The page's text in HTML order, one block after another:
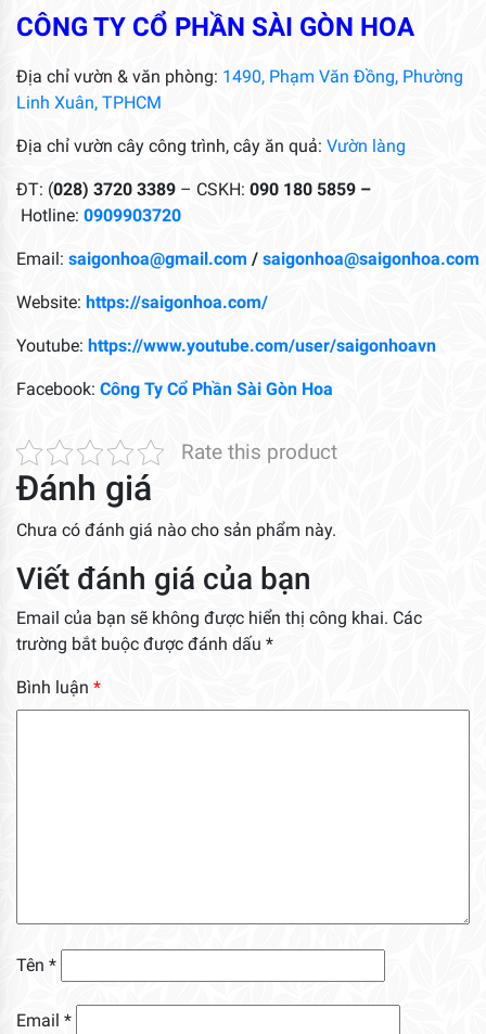
CÔNG TY CỔ PHẦN SÀI GÒN HOA
Địa chỉ vườn & văn phòng: 1490, Phạm Văn Đồng, Phường
Linh Xuân, TPHCM
Địa chỉ vườn cây công trình, cây ăn quả: Vườn làng
ĐT: (028) 3720 3389 – CSKH: 090 180 5859 –
Hotline: 0909903720
Email: saigonhoa@gmail.com / saigonhoa@saigonhoa.com
Website: https://saigonhoa.com/
Youtube: https://www.youtube.com/user/saigonhoavn
Facebook: Công Ty Cổ Phần Sài Gòn Hoa
Rate this product
Đánh giá
Chưa có đánh giá nào cho sản phẩm này.
Viết đánh giá của bạn
Email của bạn sẽ không được hiển thị công khai. Các
trường bắt buộc được đánh dấu *
Bình luận *
Tên *
Email *